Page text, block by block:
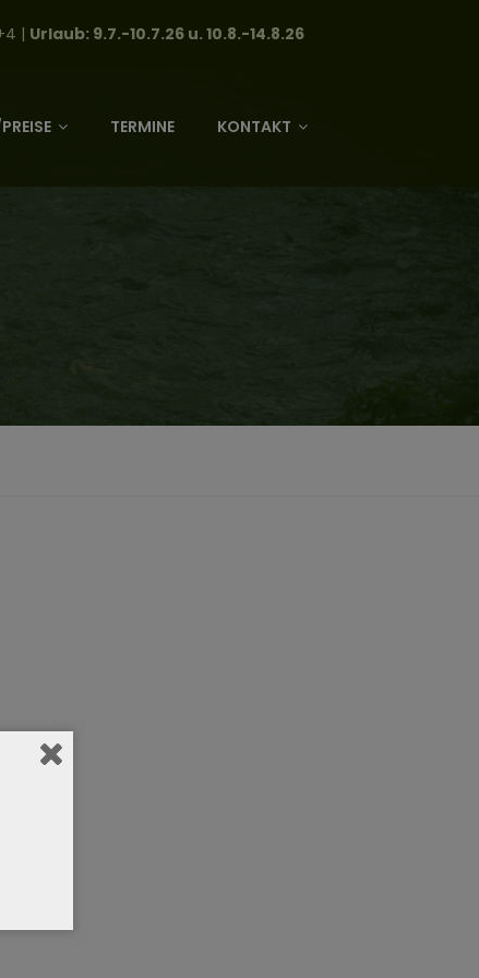
| Urlaub: 9.7.-10.7.26 u. 10.8.-14.8.26
TERMINE KONTAKT